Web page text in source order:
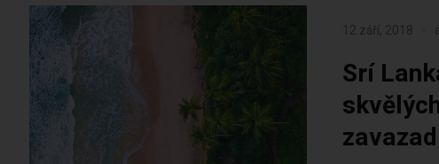
12 září, 2018
Srí